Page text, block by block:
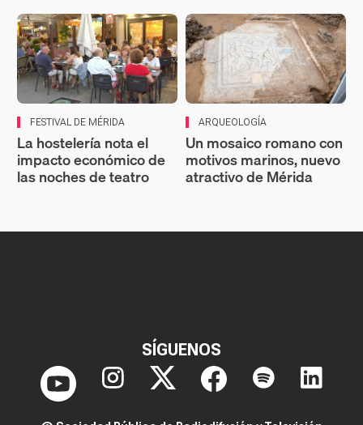
FESTIVAL DE MÉRIDA
La hostelería nota el
impacto económico de
las noches de teatro
ARQUEOLOGÍA
Un mosaico romano con
motivos marinos, nuevo
atractivo de Mérida
SÍGUENOS